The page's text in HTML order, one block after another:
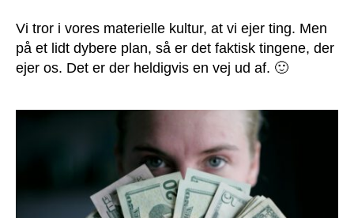
Vi tror i vores materielle kultur, at vi ejer ting. Men
på et lidt dybere plan, så er det faktisk tingene, der
ejer os. Det er der heldigvis en vej ud af. 🙂